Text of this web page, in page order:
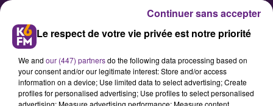
Le respect de votre vie privée est notre priorité
We and our (447) partnersdo the following data processing based on
your consent and/or our legitimate interest: Store and/or access
information on a device; Use limited data to select advertising; Create
profiles for personalised advertising; Use profiles to select personalised
advertising; Measure advertising performance; Measure content
Continuer sans accepter